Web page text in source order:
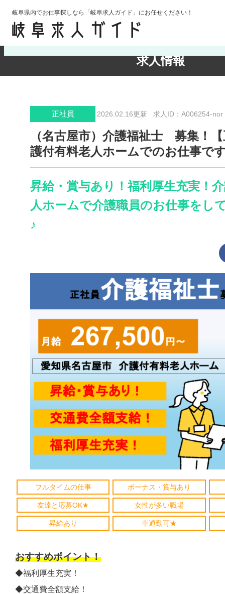
岐阜県内でお仕事探しなら「岐阜求人ガイド」にお任せください！
求人情報
検索条件の確認・変更
正社員 2026.02.16更新 求人ID：A006254-nor
（名古屋市）介護福祉士 募集！
護付有料老人ホームでのお仕事で
昇給・賞与あり！福利厚生充実！
人ホームで介護職員のお仕事をし
♪
フルタイムの仕事 ボーナス・賞与あり
友達と応募OK★ 女性が多い職場
昇給あり 車通勤可★
おすすめポイント！
◆福利厚生充実！
◆交通費全額支給！